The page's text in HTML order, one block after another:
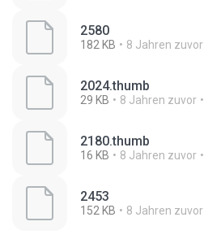
2580
182 KB 8 Jahren zuvor
2024.thumb
29 KB 8 Jahren zuvor
2180.thumb
16 KB 8 Jahren zuvor
2453
152 KB 8 Jahren zuvor